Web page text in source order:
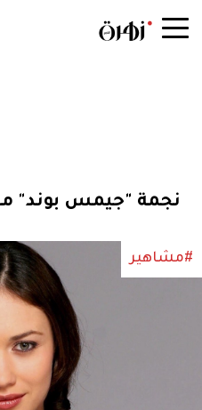
نجمة "جيمس بوند"
#مشاهير